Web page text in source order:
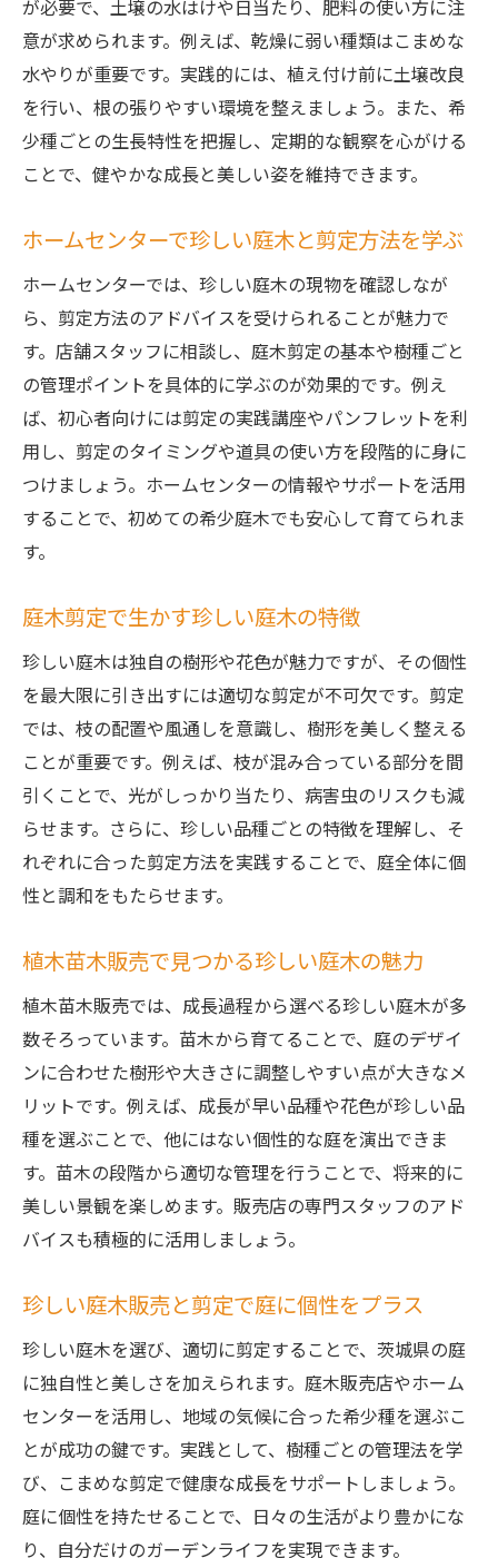
が必要で、土壌の水はけや日当たり、肥料の使い方に注
意が求められます。例えば、乾燥に弱い種類はこまめな
水やりが重要です。実践的には、植え付け前に土壌改良
を行い、根の張りやすい環境を整えましょう。また、希
少種ごとの生長特性を把握し、定期的な観察を心がける
ことで、健やかな成長と美しい姿を維持できます。
ホームセンターで珍しい庭木と剪定方法を学ぶ
ホームセンターでは、珍しい庭木の現物を確認しなが
ら、剪定方法のアドバイスを受けられることが魅力で
す。店舗スタッフに相談し、庭木剪定の基本や樹種ごと
の管理ポイントを具体的に学ぶのが効果的です。例え
ば、初心者向けには剪定の実践講座やパンフレットを利
用し、剪定のタイミングや道具の使い方を段階的に身に
つけましょう。ホームセンターの情報やサポートを活用
することで、初めての希少庭木でも安心して育てられま
す。
庭木剪定で生かす珍しい庭木の特徴
珍しい庭木は独自の樹形や花色が魅力ですが、その個性
を最大限に引き出すには適切な剪定が不可欠です。剪定
では、枝の配置や風通しを意識し、樹形を美しく整える
ことが重要です。例えば、枝が混み合っている部分を間
引くことで、光がしっかり当たり、病害虫のリスクも減
らせます。さらに、珍しい品種ごとの特徴を理解し、そ
れぞれに合った剪定方法を実践することで、庭全体に個
性と調和をもたらせます。
植木苗木販売で見つかる珍しい庭木の魅力
植木苗木販売では、成長過程から選べる珍しい庭木が多
数そろっています。苗木から育てることで、庭のデザイ
ンに合わせた樹形や大きさに調整しやすい点が大きなメ
リットです。例えば、成長が早い品種や花色が珍しい品
種を選ぶことで、他にはない個性的な庭を演出できま
す。苗木の段階から適切な管理を行うことで、将来的に
美しい景観を楽しめます。販売店の専門スタッフのアド
バイスも積極的に活用しましょう。
珍しい庭木販売と剪定で庭に個性をプラス
珍しい庭木を選び、適切に剪定することで、茨城県の庭
に独自性と美しさを加えられます。庭木販売店やホーム
センターを活用し、地域の気候に合った希少種を選ぶこ
とが成功の鍵です。実践として、樹種ごとの管理法を学
び、こまめな剪定で健康な成長をサポートしましょう。
庭に個性を持たせることで、日々の生活がより豊かにな
り、自分だけのガーデンライフを実現できます。